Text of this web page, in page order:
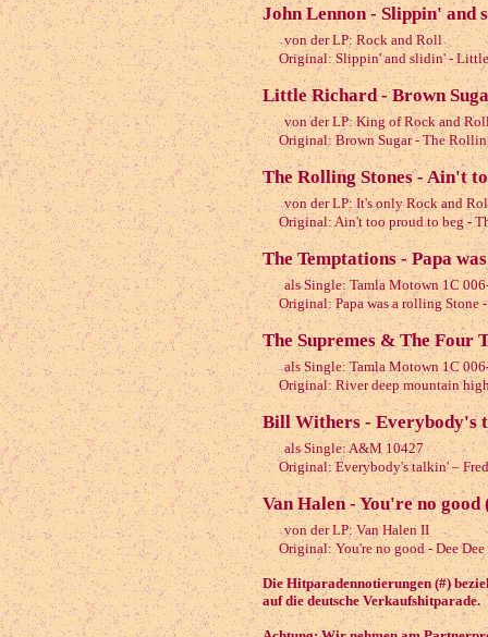
John Lennon - Slippin' and
von der LP: Rock and Roll
Original: Slippin' and slidin' - Little
Little Richard - Brown
von der LP: King of Rock and
Original: Brown Sugar - The
The Rolling Stones - Ain't
von der LP: It's only Rock and
Original: Ain't too proud to beg -
The Temptations - Papa
als Single: Tamla Motown 1C
Original: Papa was a rolling Stone
The Supremes & The Four
als Single: Tamla Motown 1C
Original: River deep mountain
Bill Withers - Everybody's
als Single: A&M 10427
Original: Everybody's talkin' – Fred
Van Halen - You're no good
von der LP: Van Halen II
Original: You're no good - Dee Dee
Die Hitparadennotierungen (#)
auf die deutsche Verkaufshitparade.